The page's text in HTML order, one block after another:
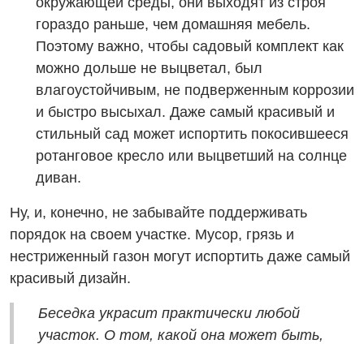
гораздо раньше, чем домашняя мебель.
Поэтому важно, чтобы садовый комплект как
можно дольше не выцветал, был
влагоустойчивым, не подверженным коррозии
и быстро высыхал. Даже самый красивый и
стильный сад может испортить покосившееся
ротанговое кресло или выцветший на солнце
диван.
Ну, и, конечно, не забывайте поддерживать
порядок на своем участке. Мусор, грязь и
нестриженный газон могут испортить даже самый
красивый дизайн.
Беседка украсит практически любой
участок. О том, какой она может быть,